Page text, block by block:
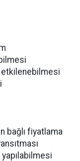
bağlı fiyatlama